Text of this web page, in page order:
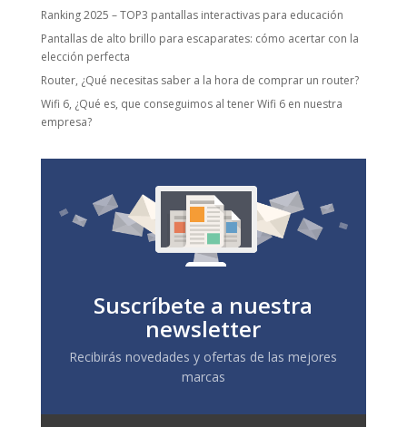
Ranking 2025 – TOP3 pantallas interactivas para educación
Pantallas de alto brillo para escaparates: cómo acertar con la
elección perfecta
Router, ¿Qué necesitas saber a la hora de comprar un router?
Wifi 6, ¿Qué es, que conseguimos al tener Wifi 6 en nuestra
empresa?
Suscríbete a nuestra
newsletter
Recibirás novedades y ofertas de las mejores
marcas